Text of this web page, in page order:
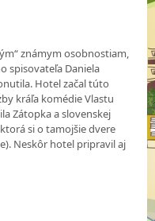
známym osobnostiam,
spisovateľa Daniela
Hotel začal túto
kráľa komédie Vlastu
Zátopka a slovenskej
si o tamojšie dvere
Neskôr hotel pripravil aj